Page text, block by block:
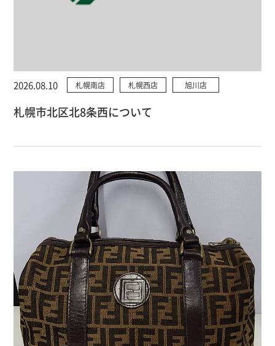
2026.08.10 札幌南店 札幌西店 旭川店
札幌市北区北8条西について